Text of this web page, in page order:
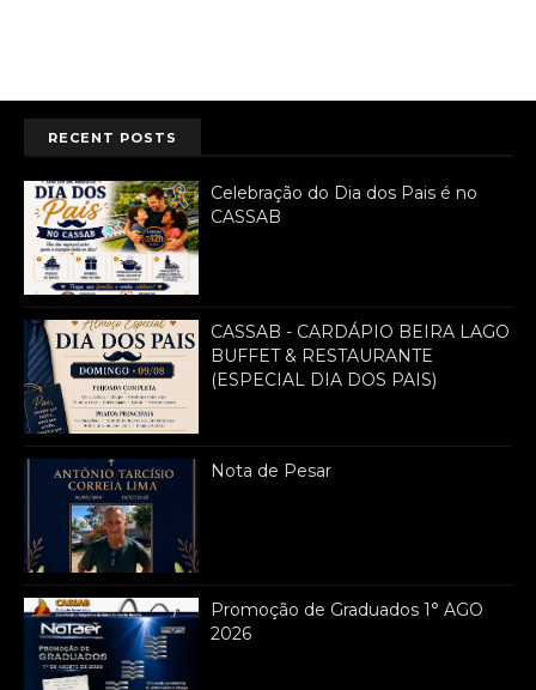
RECENT POSTS
Celebração do Dia dos Pais é no
CASSAB
CASSAB - CARDÁPIO BEIRA LAGO
BUFFET & RESTAURANTE
(ESPECIAL DIA DOS PAIS)
Nota de Pesar
Promoção de Graduados 1° AGO
2026